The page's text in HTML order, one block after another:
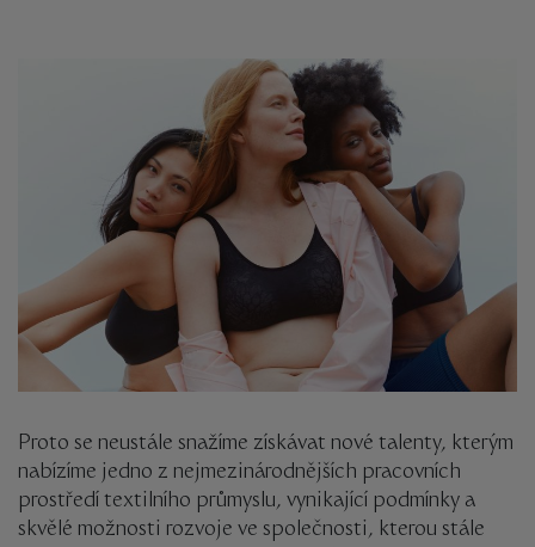
Proto se neustále snažíme získávat nové talenty, kterým
nabízíme jedno z nejmezinárodnějších pracovních
prostředí textilního průmyslu, vynikající podmínky a
skvělé možnosti rozvoje ve společnosti, kterou stále